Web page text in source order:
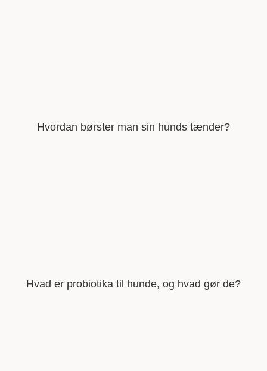
Hvordan børster man sin hunds tænder?
Hvad er probiotika til hunde, og hvad gør de?